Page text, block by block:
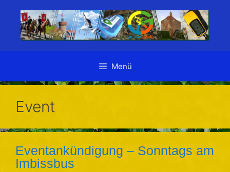
springen
Menü
Event
Eventankündigung – Sonntags am
Imbissbus